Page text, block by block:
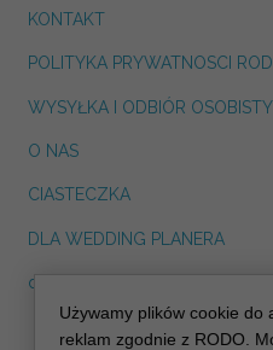
KONTAKT
POLITYKA PRYWATNOSCI
WYSYŁKA I ODBIÓR OSOBISTY
O NAS
CIASTECZKA
DLA WEDDING PLANERA
dreskot.com
Używamy plików cookie do
reklam zgodnie z RODO.